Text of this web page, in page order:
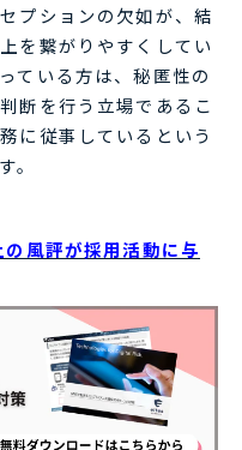
プションの欠如が、結
を繋がりやすくしてい
ている方は、秘匿性の
断を行う立場であるこ
に従事しているという
。
風評が採用活動に与